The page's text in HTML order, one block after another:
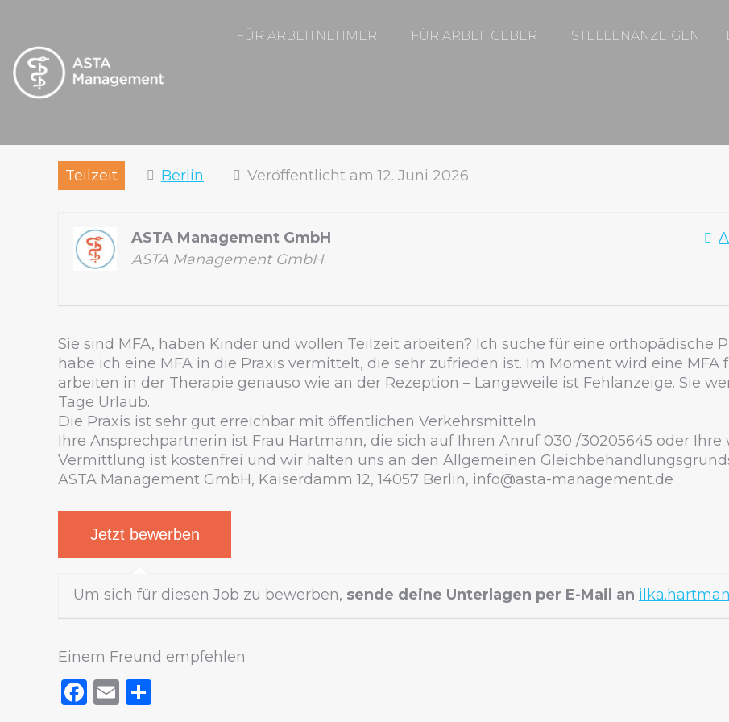
FÜR ARBEITNEHMER FÜR ARBEITGEBER STELLENANZEIGEN
Teilzeit Berlin Veröffentlicht am 12. Juni 2026
ASTA Management GmbH
ASTA Management GmbH
Sie sind MFA, haben Kinder und wollen Teilzeit arbeiten? Ich suche für eine orthopädische
habe ich eine MFA in die Praxis vermittelt, die sehr zufrieden ist. Im Moment wird eine MFA
arbeiten in der Therapie genauso wie an der Rezeption – Langeweile ist Fehlanzeige. Sie
Tage Urlaub.
Die Praxis ist sehr gut erreichbar mit öffentlichen Verkehrsmitteln
Ihre Ansprechpartnerin ist Frau Hartmann, die sich auf Ihren Anruf 030 /30205645 oder Ihre
Vermittlung ist kostenfrei und wir halten uns an den Allgemeinen
ASTA Management GmbH, Kaiserdamm 12, 14057 Berlin, info@asta-management.de
Um sich für diesen Job zu bewerben, sende deine Unterlagen per E-Mail an
Einem Freund empfehlen
Facebook
Email